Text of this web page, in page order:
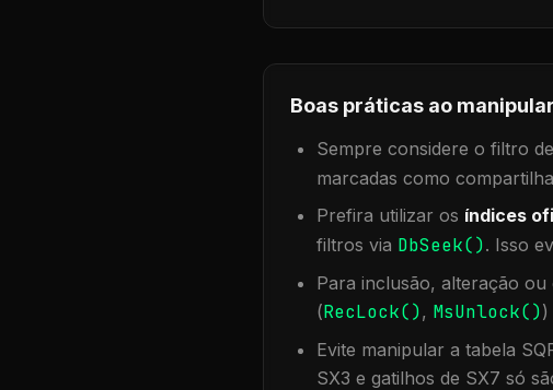
Boas práticas ao
Sempre considere o filtro de
marcadas como
Prefira utilizar os índices
filtros via DbSeek(). Isso
Para inclusão, alteração
(RecLock(), MsUnlock())
Evite manipular a tabela
SX3 e gatilhos de SX7 só